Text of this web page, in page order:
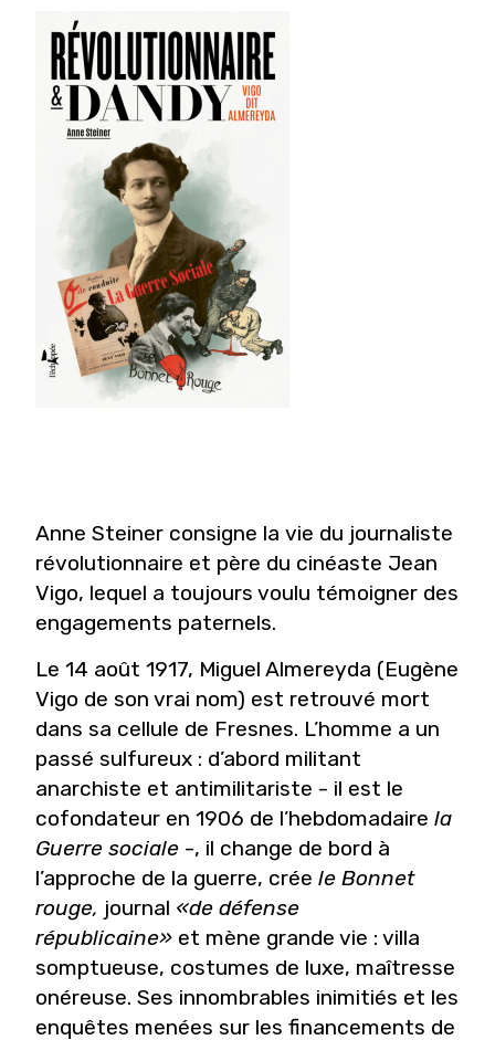
Anne Steiner consigne la vie du journaliste
révolutionnaire et père du cinéaste Jean
Vigo, lequel a toujours voulu témoigner des
engagements paternels.
Le 14 août 1917, Miguel Almereyda (Eugène
Vigo de son vrai nom) est retrouvé mort
dans sa cellule de Fresnes. L’homme a un
passé sulfureux : d’abord militant
anarchiste et antimilitariste - il est le
cofondateur en 1906 de l’hebdomadaire la
Guerre sociale -, il change de bord à
l’approche de la guerre, crée le Bonnet
rouge, journal «de défense
républicaine» et mène grande vie : villa
somptueuse, costumes de luxe, maîtresse
onéreuse. Ses innombrables inimitiés et les
enquêtes menées sur les financements de